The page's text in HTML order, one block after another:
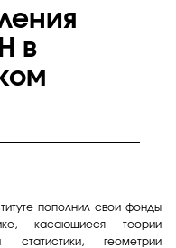
в
пополнил свои фонды
касающиеся теории
статистики, геометрии